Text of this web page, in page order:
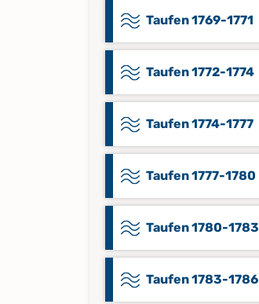
Taufen 1769-1771
Taufen 1772-1774
Taufen 1774-1777
Taufen 1777-1780
Taufen 1780-1783
Taufen 1783-1786